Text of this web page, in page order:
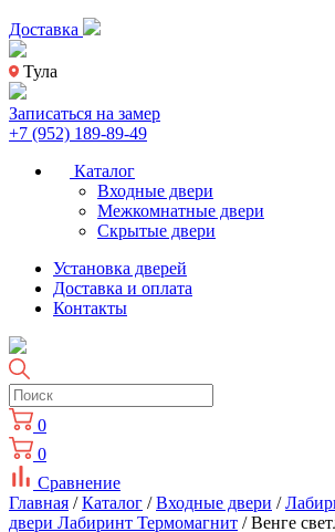
Доставка
Тула
Записаться на замер
+7 (952) 189-89-49
Каталог
Входные двери
Межкомнатные двери
Скрытые двери
Установка дверей
Доставка и оплата
Контакты
0
0
Сравнение
Главная /Каталог /Входные двери /
двери Лабиринт Термомагнит / Венге